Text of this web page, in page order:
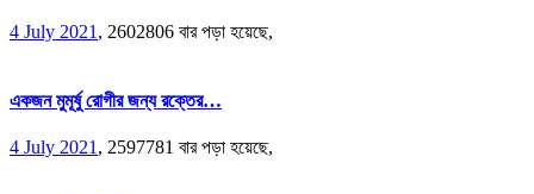
4 July 2021, 2602806 বার পড়া হয়েছে,
একজন মুমূর্ষু রোগীর জন্য রক্তের…
4 July 2021 , 2597781 বার পড়া হয়েছে,